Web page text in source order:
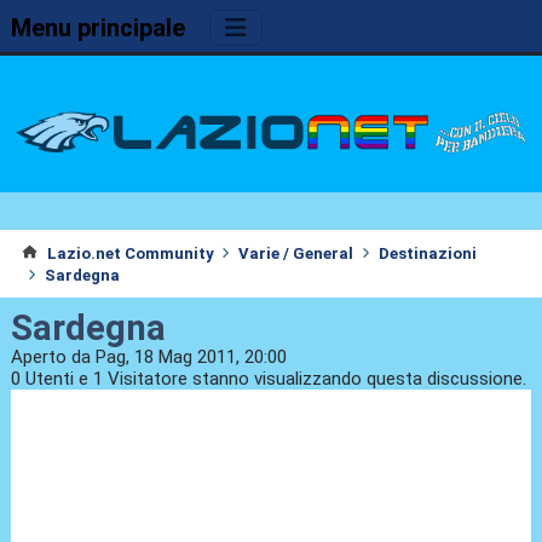
Menu principale
Lazio.net Community Varie / General
Destinazioni
Sardegna
Sardegna
Aperto da Pag, 18 Mag 2011, 20:00
0 Utenti e 1 Visitatore stanno visualizzando questa discussione.